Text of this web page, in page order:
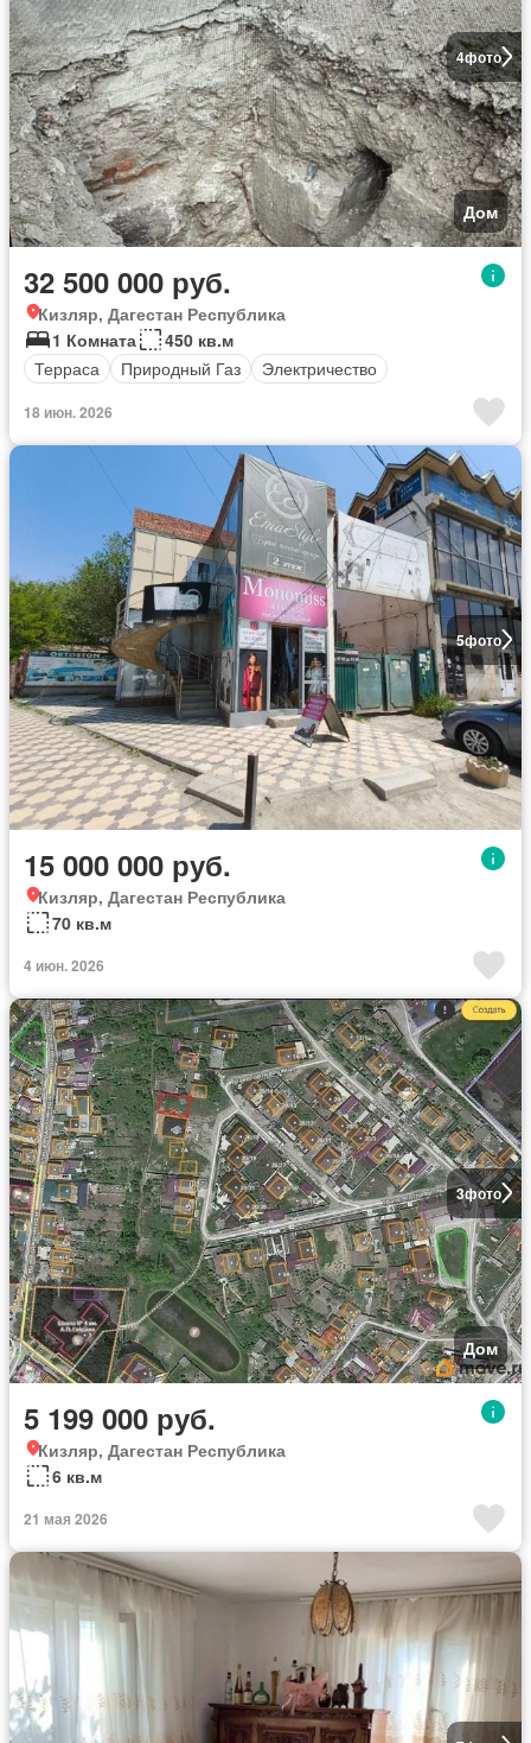
4фото
Дом
32 500 000 руб.
Кизляр, Дагестан Республика
1 Комната
450 кв.м
Терраса
Природный Газ Электричество
18 июн. 2026
5фото
15 000 000 руб.
Кизляр, Дагестан Республика
70 кв.м
4 июн. 2026
3фото
Дом
5 199 000 руб.
Кизляр, Дагестан Республика
6 кв.м
21 мая 2026